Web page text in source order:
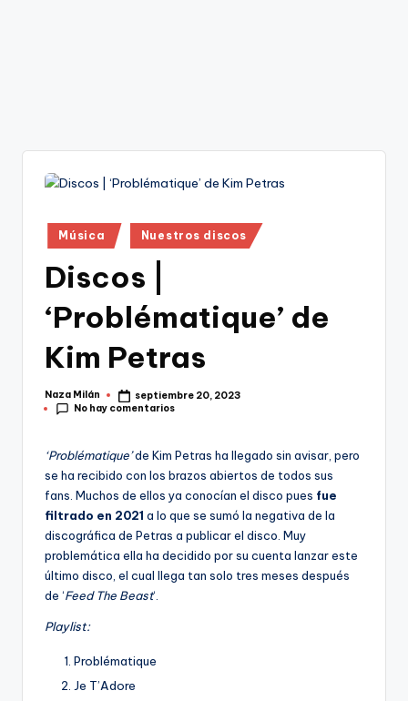
Publicado
en
Música Nuestros discos
Discos |
‘Problématique’ de
Kim Petras
Publicado
por
Naza Milán
septiembre 20, 2023
No hay comentarios
‘Problématique’de Kim Petras ha llegado sin avisar, pero
se ha recibido con los brazos abiertos de todos sus
fans. Muchos de ellos ya conocían el disco pues fue
filtrado en 2021 a lo que se sumó la negativa de la
discográfica de Petras a publicar el disco. Muy
problemática ella ha decidido por su cuenta lanzar este
último disco, el cual llega tan solo tres meses después
de ‘Feed The Beast‘.
Playlist:
Problématique
Je T’Adore